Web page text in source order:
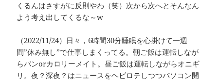
くるんはさすがに反則やわ（笑）次から次へとそんなん
よう考え出してくるな～w
（2022/11/24）日々，6時間30分睡眠を心掛けて一週
間”休み無し”で仕事しまくってる。朝ご飯は運転しなが
らパンorカロリーメイト。昼ご飯は運転しながらオニギ
リ。夜？深夜？はニュースをヘビロテしつつパソコン開